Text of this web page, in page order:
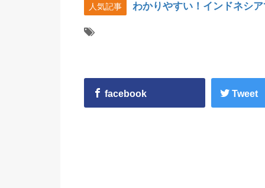
人気記事 わかりやすい！インドネシ
facebook Tweet